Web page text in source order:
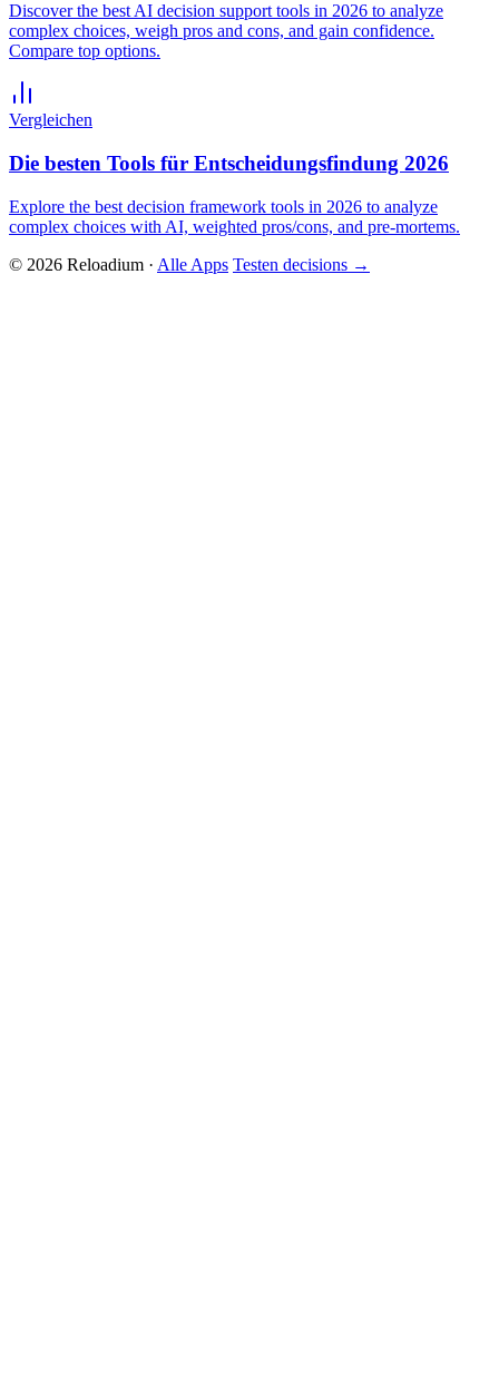
Discover the best AI decision support tools in 2026 to analyze
complex choices, weigh pros and cons, and gain confidence.
Compare top options.
Vergleichen
Die besten Tools für Entscheidungsfindung 2026
Explore the best decision framework tools in 2026 to analyze
complex choices with AI, weighted pros/cons, and pre-mortems.
© 2026 Reloadium · Alle Apps Testen decisions →